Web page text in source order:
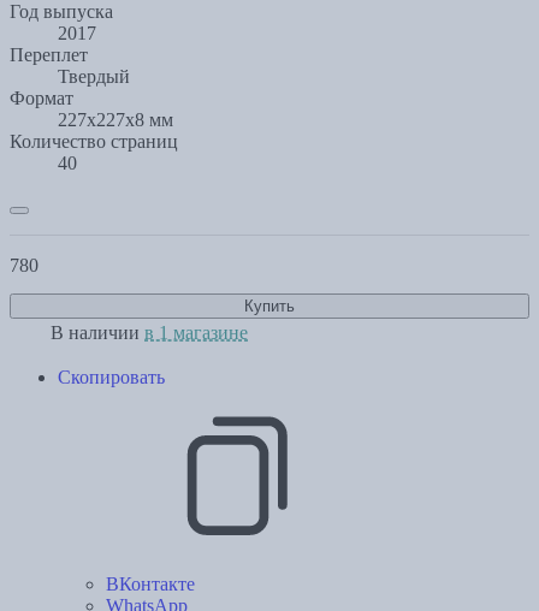
Год выпуска
2017
Переплет
Твердый
Формат
227x227x8 мм
Количество страниц
40
780
Купить
В наличии в 1 магазине
Скопировать
ВКонтакте
WhatsApp